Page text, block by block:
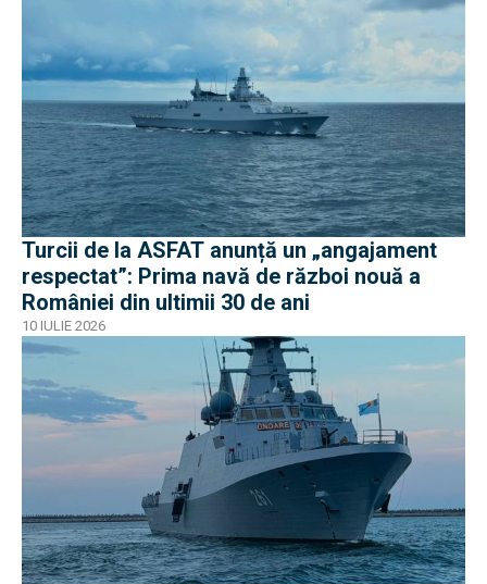
Turcii de la ASFAT anunță un „angajament
respectat”: Prima navă de război nouă a
României din ultimii 30 de ani
10 IULIE 2026